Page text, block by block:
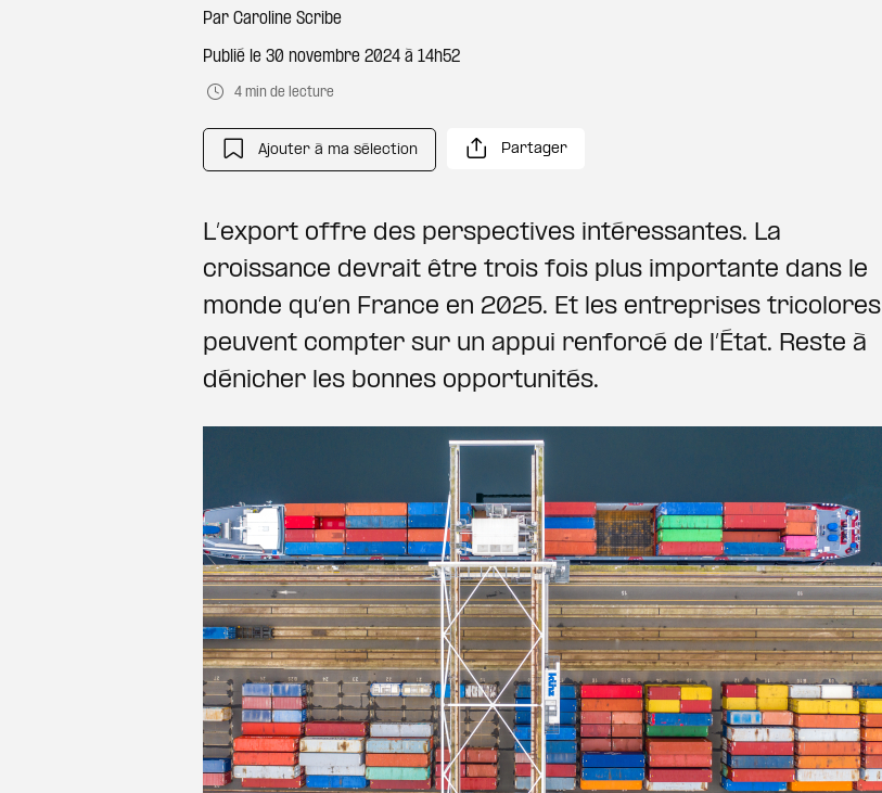
Par Caroline Scribe
Publié le 30 novembre 2024 à 14h52
4 min de lecture
Ajouter à ma sélection Partager
L’export offre des perspectives intéressantes. La
croissance devrait être trois fois plus importante dans le
monde qu’en France en 2025. Et les entreprises tricolores
peuvent compter sur un appui renforcé de l’État. Reste à
dénicher les bonnes opportunités.